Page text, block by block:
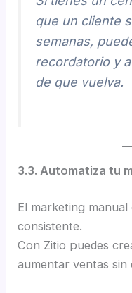
que un cliente
semanas,
recordatorio y
de que vuelva.
3.3. Automatiza tu
El marketing
consistente.
Con Zitio puedes
aumentar ventas sin